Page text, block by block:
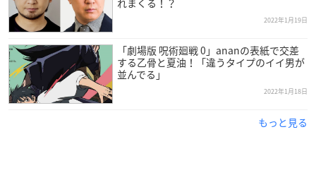
2022年1月19日
「劇場版 呪術廻戦 0」ananの表紙で交差
する乙骨と夏油！「違うタイプのイイ男が
並んでる」
2022年1月18日
もっと見る